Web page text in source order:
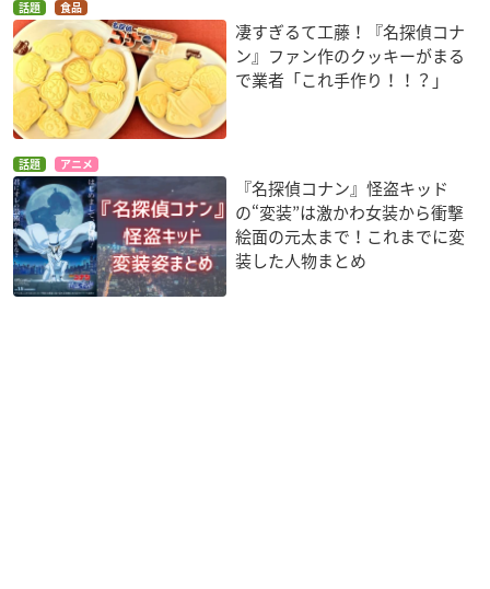
話題 食品
凄すぎるて工藤！『名探偵コナ
ン』ファン作のクッキーがまる
で業者「これ手作り！！？」
話題 アニメ
『名探偵コナン』怪盗キッド
の“変装”は激かわ女装から衝撃
絵面の元太まで！これまでに変
装した人物まとめ